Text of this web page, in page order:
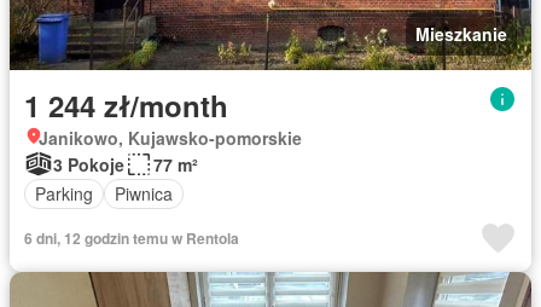
Mieszkanie
1 244 zł/month
Janikowo, Kujawsko-pomorskie
3 Pokoje
77 m²
Parking
Piwnica
6 dni, 12 godzin temu w Rentola